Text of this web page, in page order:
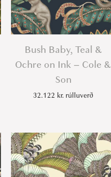
Bush Baby, Teal &
Ochre on Ink – Cole &
Son
32.122 kr. rúlluverð